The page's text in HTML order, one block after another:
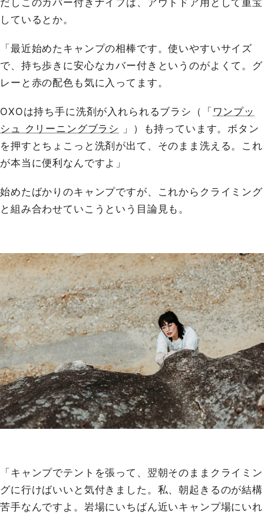
しているとか。
「最近始めたキャンプの相棒です。使いやすいサイズ
で、持ち歩きに安心なカバー付きというのがよくて。グ
レーと赤の配色も気に入ってます。
OXOは持ち手に洗剤が入れられるブラシ（「 ワンプッ
シュ クリーニングブラシ
」）も持っています。ボタン
を押すとちょこっと洗剤が出て、そのまま洗える。これ
が本当に便利なんですよ」
始めたばかりのキャンプですが、これからクライミング
と組み合わせていこうという目論見も。
「キャンプでテントを張って、翌朝そのままクライミン
グに行けばいいと気付きました。私、朝起きるのが結構
苦手なんですよ。岩場にいちばん近いキャンプ場にいれ